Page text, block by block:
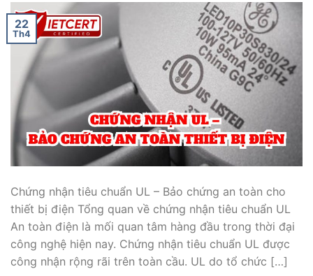
22
Th4
Chứng nhận tiêu chuẩn UL – Bảo chứng an toàn cho
thiết bị điện Tổng quan về chứng nhận tiêu chuẩn UL
An toàn điện là mối quan tâm hàng đầu trong thời đại
công nghệ hiện nay. Chứng nhận tiêu chuẩn UL được
công nhận rộng rãi trên toàn cầu. UL do tổ chức […]